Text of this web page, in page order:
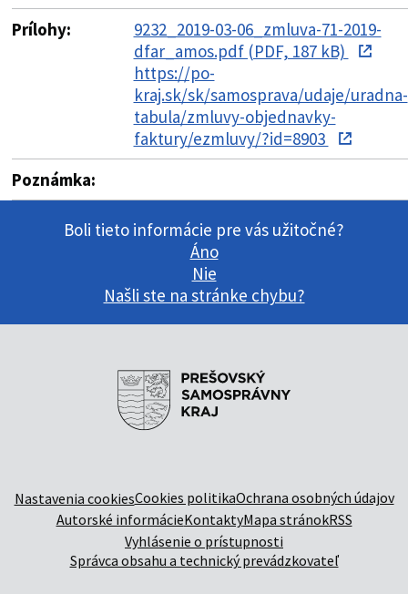
Prílohy:
9232_2019-03-06_zmluva-71-2019-
dfar_amos.pdf (PDF, 187 kB)
https://po-
kraj.sk/sk/samosprava/udaje/uradna-
tabula/zmluvy-objednavky-
faktury/ezmluvy/?id=8903
Poznámka:
Boli tieto informácie pre vás užitočné?
Áno
Nie
Našli ste na stránke chybu?
Nastavenia cookiesCookies politikaOchrana osobných údajov
Autorské informácieKontaktyMapa stránokRSS
Vyhlásenie o prístupnosti
Správca obsahu a technický prevádzkovateľ